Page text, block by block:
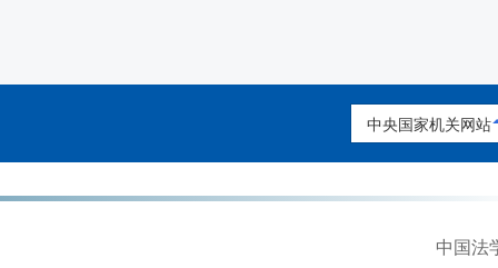
中央国家机关网站
中国法